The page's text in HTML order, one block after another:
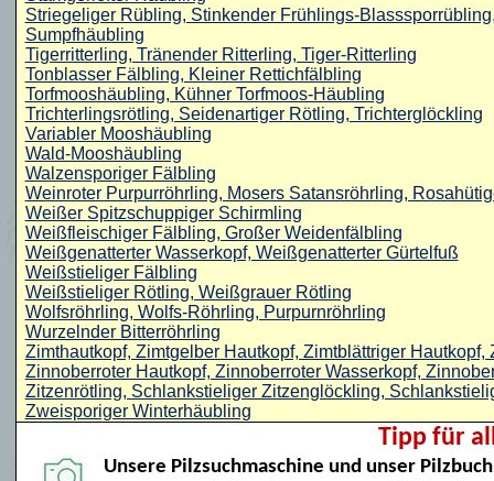
Striegeliger Rübling, Stinkender Frühlings-
Sumpfhäubling
Tigerritterling, Tränender Ritterling, Tiger-Ritterling
Tonblasser Fälbling, Kleiner Rettichfälbling
Torfmooshäubling, Kühner Torfmoos-Häubling
Trichterlingsrötling, Seidenartiger Rötling, Trichterglöckling
Variabler Mooshäubling
Wald-Mooshäubling
Walzensporiger Fälbling
Weinroter Purpurröhrling, Mosers Satansröhrling,
Weißer Spitzschuppiger Schirmling
Weißfleischiger Fälbling, Großer Weidenfälbling
Weißgenatterter Wasserkopf, Weißgenatterter Gürtelfuß
Weißstieliger Fälbling
Weißstieliger Rötling, Weißgrauer Rötling
Wolfsröhrling, Wolfs-Röhrling, Purpurnröhrling
Wurzelnder Bitterröhrling
Zimthautkopf, Zimtgelber Hautkopf, Zimtblättriger
Zinnoberroter Hautkopf, Zinnoberroter Wasserkopf,
Zitzenrötling, Schlankstieliger Zitzenglöckling,
Zweisporiger Winterhäubling
Tipp für
Unsere Pilzsuchmaschine und unser